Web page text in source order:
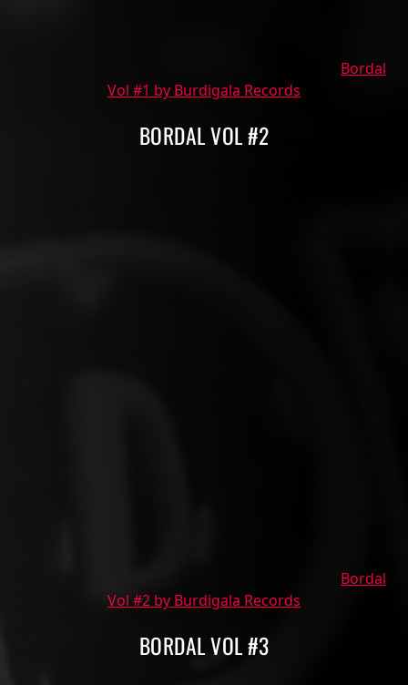
Bordal
Vol #1 by Burdigala Records
BORDAL VOL #2
Bordal
Vol #2 by Burdigala Records
BORDAL VOL #3